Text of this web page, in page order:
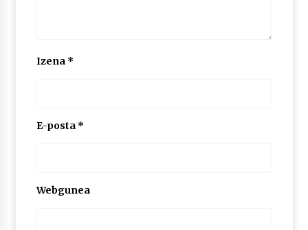
Izena *
E-posta *
Webgunea